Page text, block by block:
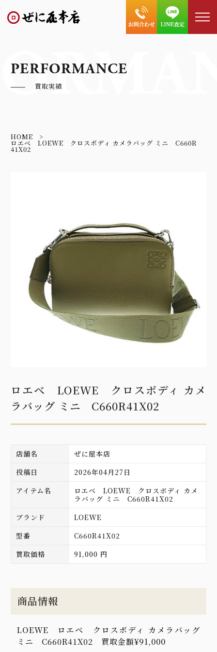
PERFORMANCE
買取実績
HOME
ロエベ LOEWE クロスボディ カメラバッグ ミニ C660R
41X02
ロエベ LOEWE クロスボディ カメ
ラバッグ ミニ C660R41X02
店舗名
ぜに屋本店
投稿日
2026年04月27日
アイテム名
ロエベ LOEWE クロスボディ カメ
ラバッグ ミニ C660R41X02
ブランド
LOEWE
型番
C660R41X02
買取価格
91,000 円
商品情報
LOEWE ロエベ クロスボディ カメラバッグ
ミニ C660R41X02 買取金額¥91,000